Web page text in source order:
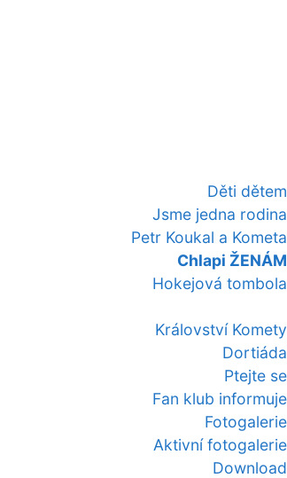
Děti dětem
Jsme jedna rodina
Petr Koukal a Kometa
Chlapi ŽENÁM
Hokejová tombola
Království Komety
Dortiáda
Ptejte se
Fan klub informuje
Fotogalerie
Aktivní fotogalerie
Download